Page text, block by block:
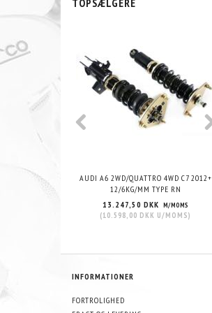
AUDI A6 2WD/QUATTRO 4WD C7 2012+
12/6KG/MM TYPE RN
13.247,50 DKK M/MOMS
(10.598,00 DKK U/MOMS)
INFORMATIONER
FORTROLIGHED